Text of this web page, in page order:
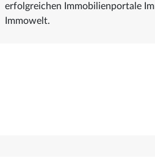
erfolgreichen Immobilienportale
Immowelt.